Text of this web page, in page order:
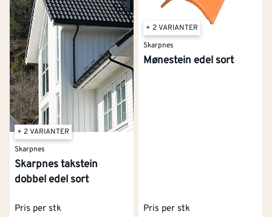
+ 2 VARIANTER
Skarpnes
Skarpnes takstein
dobbel edel sort
Pris per stk
+ 2 VARIANTER
Skarpnes
Mønestein edel sort
Pris per stk